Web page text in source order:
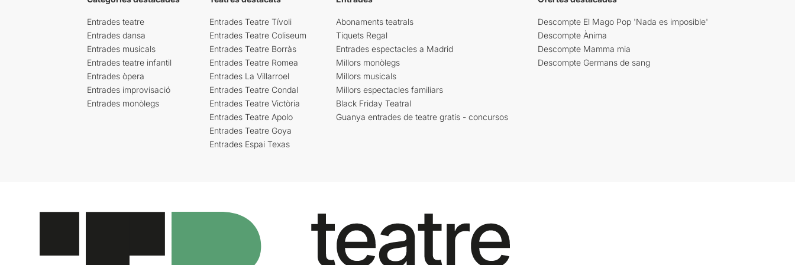
Entrades teatre
Entrades dansa
Entrades musicals
Entrades teatre infantil
Entrades òpera
Entrades improvisació
Entrades monòlegs
Entrades Teatre Tívoli
Entrades Teatre Coliseum
Entrades Teatre Borràs
Entrades Teatre Romea
Entrades La Villarroel
Entrades Teatre Condal
Entrades Teatre Victòria
Entrades Teatre Apolo
Entrades Teatre Goya
Entrades Espai Texas
Abonaments teatrals
Tiquets Regal
Entrades espectacles a Madrid
Millors monòlegs
Millors musicals
Millors espectacles familiars
Black Friday Teatral
Guanya entrades de teatre gratis - concursos
Descompte El Mago Pop 'Nada es imposible'
Descompte Ànima
Descompte Mamma mia
Descompte Germans de sang